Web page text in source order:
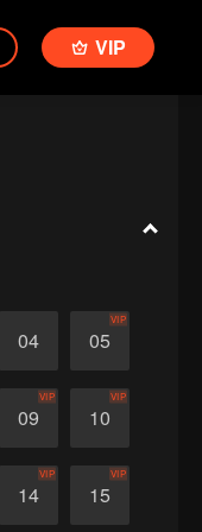
VIP
04 05
VIP
09
VIP
10
VIP
14
VIP
15
VIP